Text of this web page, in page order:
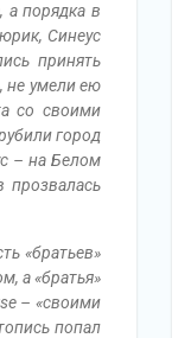
а порядка в
Синеус
принять
не умели ею
со своими
город
– на Белом
прозвалась
«братьев»
а «братья»
– «своими
попал